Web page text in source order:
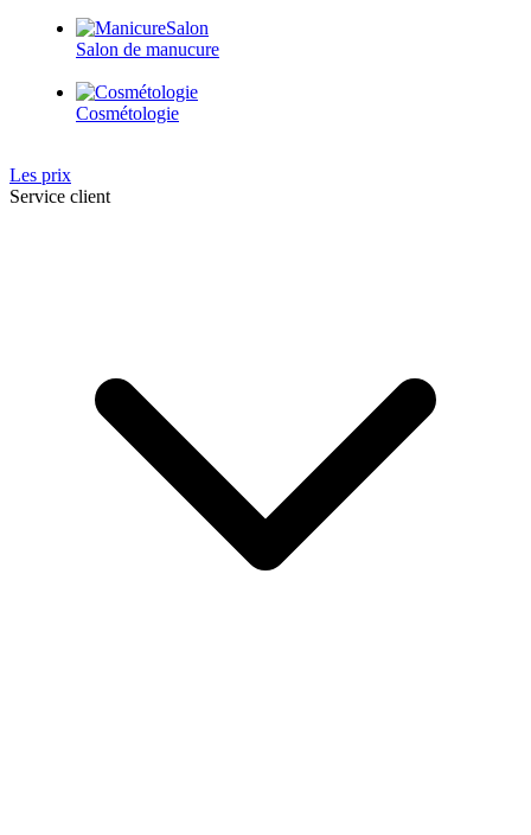
Salon de manucure
Cosmétologie
Les prix
Service client